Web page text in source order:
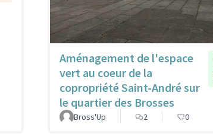
Aménagement de l'espace
vert au coeur de la
copropriété Saint-André sur
le quartier des Brosses
Bross'Up 2 0